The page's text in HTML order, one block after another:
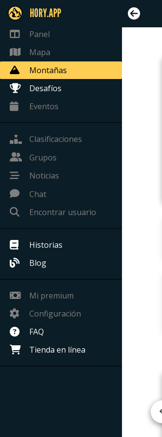
HORY.APP
Panel
Mapa
Montañas
Desafíos
Eventos
Clasificaciones
Grupos
Noticias
Chat
Encontrar usuario
Historias
Blog
Mi premium
Configuración
FAQ
Tienda en línea